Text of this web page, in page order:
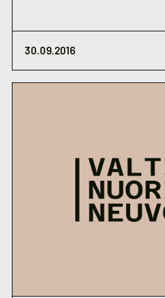
30.09.2016